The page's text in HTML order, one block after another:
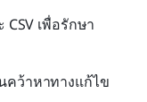
เพื่อรักษา
คว้าหาทางแก้ไข